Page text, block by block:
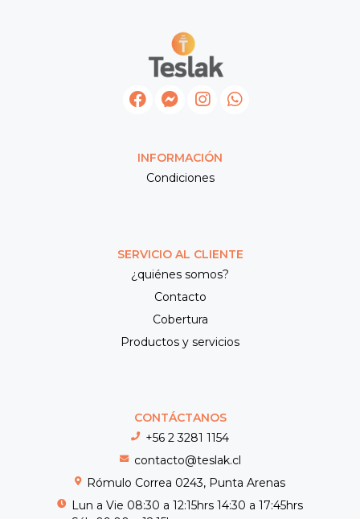
INFORMACIÓN
Condiciones
SERVICIO AL CLIENTE
¿quiénes somos?
Contacto
Cobertura
Productos y servicios
CONTÁCTANOS
+56 2 3281 1154
contacto@teslak.cl
Rómulo Correa 0243, Punta Arenas
Lun a Vie 08:30 a 12:15hrs 14:30 a 17:45hrs